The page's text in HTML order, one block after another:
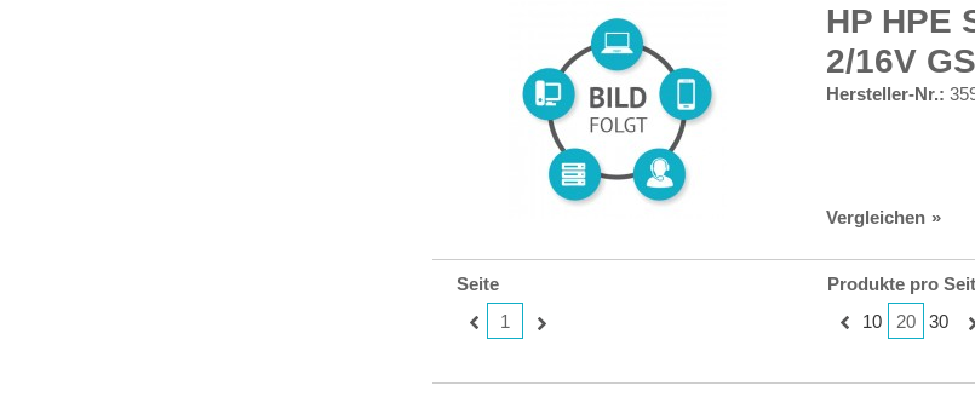
HP HPE
2/16V
Hersteller-Nr.:
Vergleichen
Seite
1
Produkte pro
10
20 30